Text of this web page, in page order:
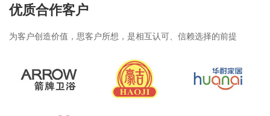
优质合作客户
为客户创造价值，思客户所想，是相互认可、信赖选择的前提